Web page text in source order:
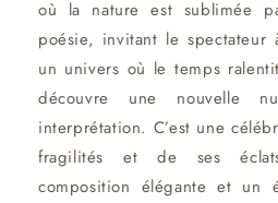
où la nature est sublimée
poésie, invitant le spectateur
un univers où le temps
découvre une nouvelle
interprétation. C’est une
fragilités et de ses
composition élégante et un